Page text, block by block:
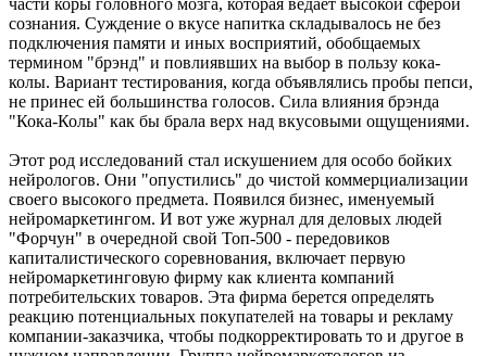
сознания. Суждение о вкусе напитка складывалось не без
подключения памяти и иных восприятий, обобщаемых
термином "брэнд" и повлиявших на выбор в пользу кока-
колы. Вариант тестирования, когда объявлялись пробы пепси,
не принес ей большинства голосов. Сила влияния брэнда
"Кока-Колы" как бы брала верх над вкусовыми ощущениями.
Этот род исследований стал искушением для особо бойких
нейрологов. Они "опустились" до чистой коммерциализации
своего высокого предмета. Появился бизнес, именуемый
нейромаркетингом. И вот уже журнал для деловых людей
"Форчун" в очередной свой Топ-500 - передовиков
капиталистического соревнования, включает первую
нейромаркетинговую фирму как клиента компаний
потребительских товаров. Эта фирма берется определять
реакцию потенциальных покупателей на товары и рекламу
компании-заказчика, чтобы подкорректировать то и другое в